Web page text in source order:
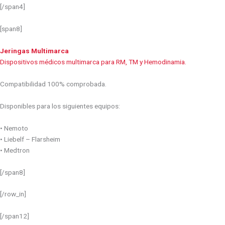
[/span4]
[span8]
Jeringas Multimarca
Dispositivos médicos multimarca para RM, TM y Hemodinamia.
Compatibilidad 100% comprobada.
Disponibles para los siguientes equipos:
• Nemoto
• Liebelf – Flarsheim
• Medtron
[/span8]
[/row_in]
[/span12]